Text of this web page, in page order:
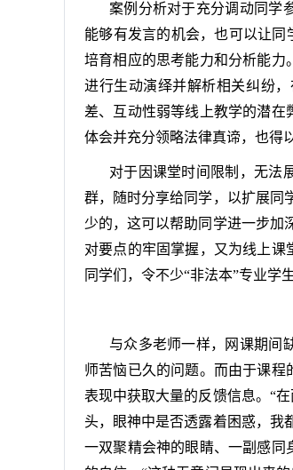
案例分析对于充分调动同学
能够有发言的机会，也可以让
培育相应的思考能力和分析能力
进行生动演绎并解析相关纠纷
差、互动性弱等线上教学的潜
体会并充分领略法律真谛，也得
对于因课堂时间限制，无法
群，随时分享给同学，以扩展同
少的，这可以帮助同学进一步加
对要点的牢固掌握，又为线上
同学们，令不少“非法本”专业学
与众多老师一样，网课期间
师苦恼已久的问题。而由于课
表现中获取大量的反馈信息。“
头，眼神中是否透露着困惑，我
一双聚精会神的眼睛、一副感同